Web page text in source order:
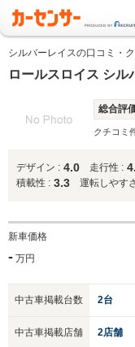
シルバーレイスの口コミ・
ロールスロイス シル
総合評
クチコミ
デザイン : 4.0 走行性 :
積載性 : 3.3 運転しやす
新車価格
- 万円
中古車掲載台数 2台
中古車掲載店舗 2店舗